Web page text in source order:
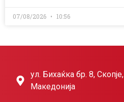
07/08/2026 10:56
ул. Бихаќка бр. 8,
Македонија